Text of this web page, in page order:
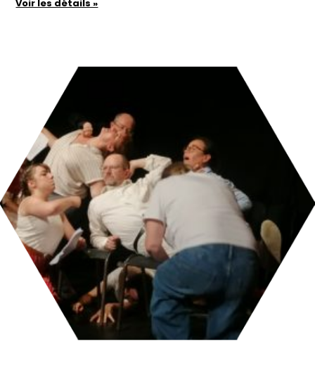
Voir les détails »